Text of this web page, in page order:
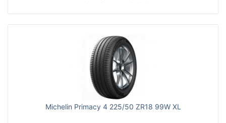
Michelin Primacy 4 225/50 ZR18 99W XL